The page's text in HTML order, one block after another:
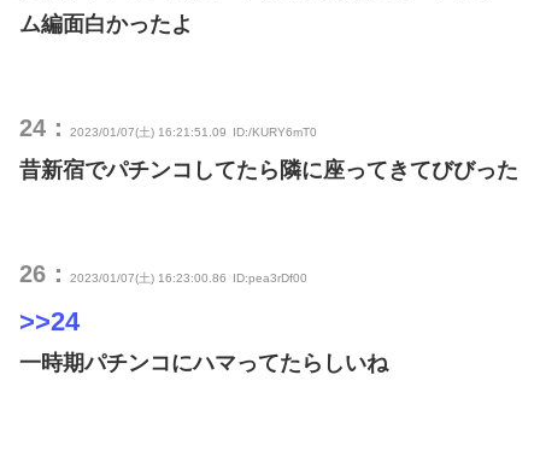
ム編面白かったよ
24： 2023/01/07(土) 16:21:51.09 ID:/KURY6mT0
昔新宿でパチンコしてたら隣に座ってきてびびった
26： 2023/01/07(土) 16:23:00.86 ID:pea3rDf00
>>24
一時期パチンコにハマってたらしいね